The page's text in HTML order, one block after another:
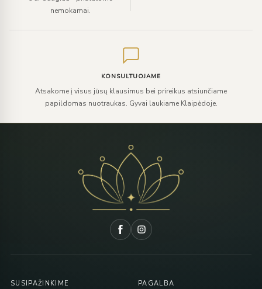
nemokamai.
KONSULTUOJAME
Atsakome į visus jūsų klausimus bei prireikus atsiunčiame
papildomas nuotraukas. Gyvai laukiame Klaipėdoje.
SUSIPAŽINKIME PAGALBA